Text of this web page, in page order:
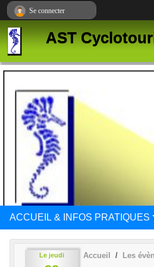
AST
ACCUEIL & INFOS PRATIQUES
Le jeudi Accueil Les
Se connecter
Panneau de gestion des cookies